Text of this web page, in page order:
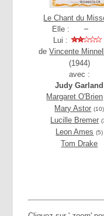
Le Chant du
Elle :
Lui :
deVincente
(1944)
avec :
Judy Garland
Margaret O'Brien
Mary Astor (10)
Lucille Bremer
Leon Ames (5)
Tom Drake